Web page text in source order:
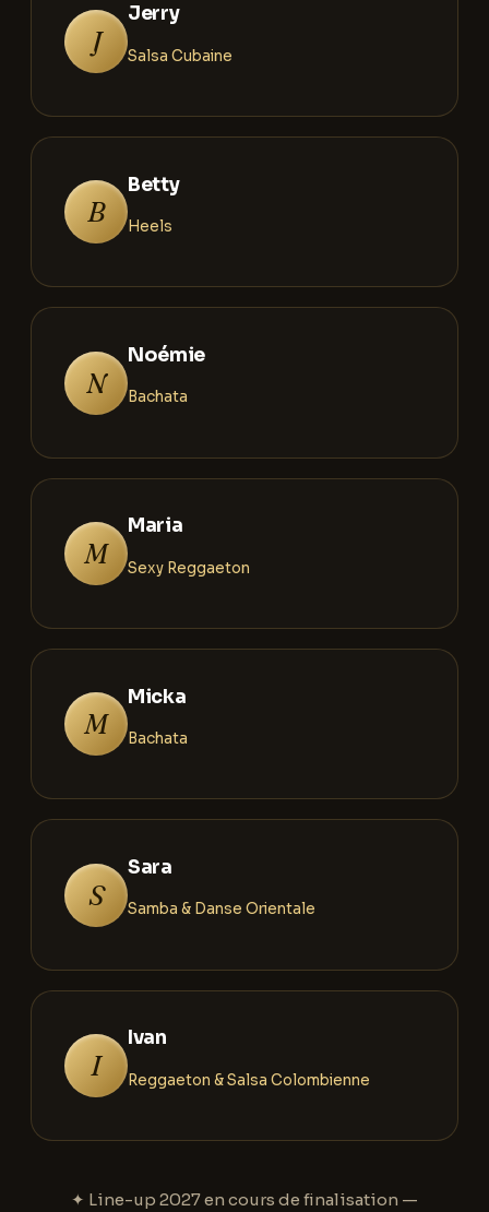
J
Jerry
Salsa Cubaine
B
Betty
Heels
N
Noémie
Bachata
M
Maria
Sexy Reggaeton
M
Micka
Bachata
S
Sara
Samba & Danse Orientale
I
Ivan
Reggaeton & Salsa Colombienne
✦ Line-up 2027 en cours de finalisation —